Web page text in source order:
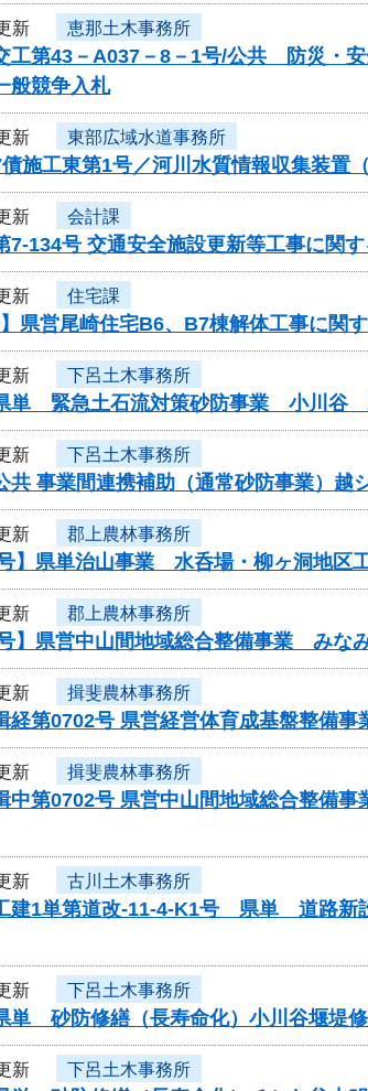
新 恵那土木事務所
工第43－A037－8－1号/公共 防災・
般競争入札
新 東部広域水道事務所
債施工東第1号／河川水質情報収集装置
新 会計課
7-134号 交通安全施設更新等工事に関
新 住宅課
】県営尾崎住宅B6、B7棟解体工事に関
新 下呂土木事務所
県単 緊急土石流対策砂防事業 小川谷
新 下呂土木事務所
共 事業間連携補助（通常砂防事業）
新 郡上農林事務所
号】県単治山事業 水呑場・柳ヶ洞地区
新 郡上農林事務所
号】県営中山間地域総合整備事業 み
新 揖斐農林事務所
経第0702号 県営経営体育成基盤整備
新 揖斐農林事務所
中第0702号 県営中山間地域総合整備
新 古川土木事務所
建1単第道改-11-4-K1号 県単 道路新
新 下呂土木事務所
単 砂防修繕（長寿命化）小川谷堰堤
新 下呂土木事務所